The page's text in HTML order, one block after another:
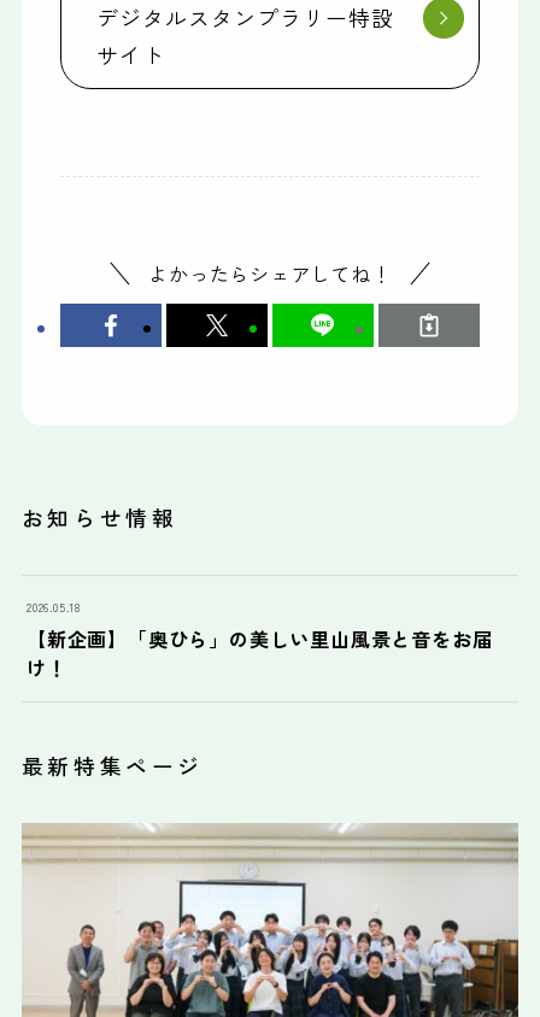
デジタルスタンプラリー特設
サイト
よかったらシェアしてね！
お知らせ情報
2026.05.18
【新企画】「奥ひら」の美しい里山風景と音をお届
け！
最新特集ページ